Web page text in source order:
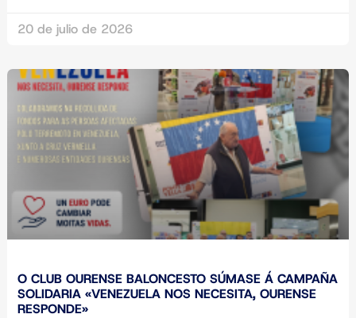
20 de julio de 2026
O CLUB OURENSE BALONCESTO SÚMASE Á CAMPAÑA
SOLIDARIA «VENEZUELA NOS NECESITA, OURENSE
RESPONDE»